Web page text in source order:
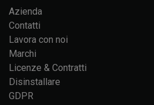
Azienda
Contatti
Lavora con noi
Marchi
Licenze & Contratti
Disinstallare
GDPR